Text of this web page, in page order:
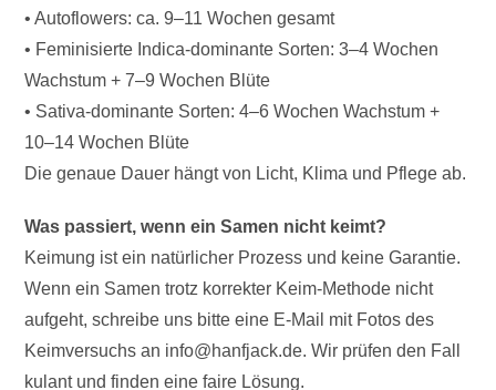
• Autoflowers: ca. 9–11 Wochen gesamt
• Feminisierte Indica-dominante Sorten: 3–4 Wochen
Wachstum + 7–9 Wochen Blüte
• Sativa-dominante Sorten: 4–6 Wochen Wachstum +
10–14 Wochen Blüte
Die genaue Dauer hängt von Licht, Klima und Pflege ab.
Was passiert, wenn ein Samen nicht keimt?
Keimung ist ein natürlicher Prozess und keine Garantie.
Wenn ein Samen trotz korrekter Keim-Methode nicht
aufgeht, schreibe uns bitte eine E-Mail mit Fotos des
Keimversuchs an info@hanfjack.de. Wir prüfen den Fall
kulant und finden eine faire Lösung.